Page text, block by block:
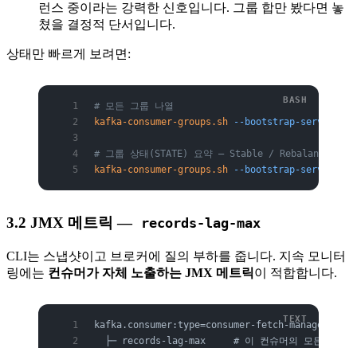
런스 중이라는 강력한 신호입니다. 그룹 합만 봤다면 놓
쳤을 결정적 단서입니다.
상태만 빠르게 보려면:
# 모든 그룹 나열
kafka-consumer-groups.sh --bootstrap-server
# 그룹 상태(STATE) 요약 — Stable / Rebalancing /
kafka-consumer-groups.sh --bootstrap-server
3.2 JMX 메트릭 — records-lag-max
CLI는 스냅샷이고 브로커에 질의 부하를 줍니다. 지속 모니터
링에는 컨슈머가 자체 노출하는 JMX 메트릭이 적합합니다.
kafka.consumer:type=consumer-fetch-manager-
├─ records-lag-max     # 이 컨슈머의 모든 파티